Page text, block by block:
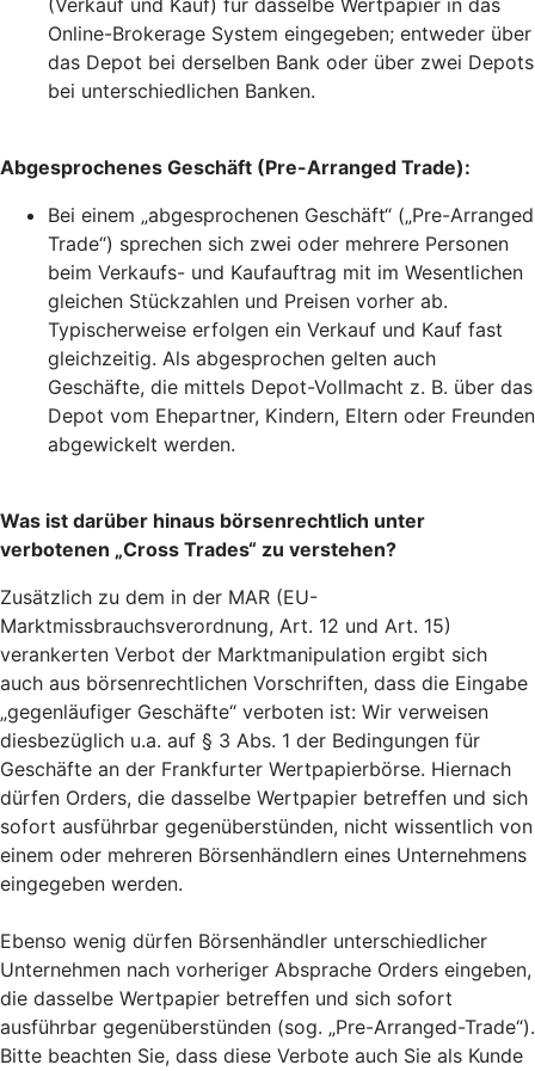
(Verkauf und Kauf) für dasselbe Wertpapier in das
Online-Brokerage System eingegeben; entweder über
das Depot bei derselben Bank oder über zwei Depots
bei unterschiedlichen Banken.
Abgesprochenes Geschäft (Pre-Arranged Trade):
Bei einem „abgesprochenen Geschäft“ („Pre-Arranged
Trade“) sprechen sich zwei oder mehrere Personen
beim Verkaufs- und Kaufauftrag mit im Wesentlichen
gleichen Stückzahlen und Preisen vorher ab.
Typischerweise erfolgen ein Verkauf und Kauf fast
gleichzeitig. Als abgesprochen gelten auch
Geschäfte, die mittels Depot-Vollmacht z. B. über das
Depot vom Ehepartner, Kindern, Eltern oder Freunden
abgewickelt werden.
Was ist darüber hinaus börsenrechtlich unter
verbotenen „Cross Trades“ zu verstehen?
Zusätzlich zu dem in der MAR (EU-
Marktmissbrauchsverordnung, Art. 12 und Art. 15)
verankerten Verbot der Marktmanipulation ergibt sich
auch aus börsenrechtlichen Vorschriften, dass die Eingabe
„gegenläufiger Geschäfte“ verboten ist: Wir verweisen
diesbezüglich u.a. auf § 3 Abs. 1 der Bedingungen für
Geschäfte an der Frankfurter Wertpapierbörse. Hiernach
dürfen Orders, die dasselbe Wertpapier betreffen und sich
sofort ausführbar gegenüberstünden, nicht wissentlich von
einem oder mehreren Börsenhändlern eines Unternehmens
eingegeben werden.
Ebenso wenig dürfen Börsenhändler unterschiedlicher
Unternehmen nach vorheriger Absprache Orders eingeben,
die dasselbe Wertpapier betreffen und sich sofort
ausführbar gegenüberstünden (sog. „Pre-Arranged-Trade“).
Bitte beachten Sie, dass diese Verbote auch Sie als Kunde